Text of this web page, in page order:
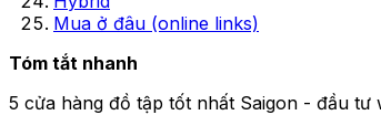
Mua ở đâu (online links)
Tóm tắt nhanh
5 cửa hàng đồ tập tốt nhất Saigon - đầu tư